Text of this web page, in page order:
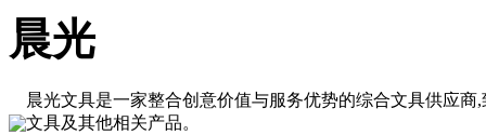
晨光
晨光文具是一家整合创意价值与服务优势的综合文具供应
文具及其他相关产品。